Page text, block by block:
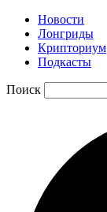
Новости
Лонгриды
Крипториум
Подкасты
Поиск